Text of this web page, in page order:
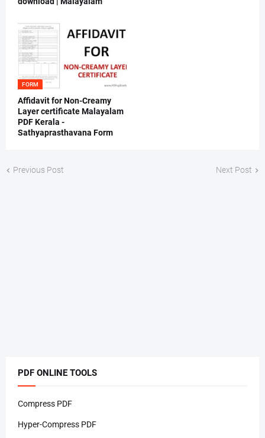
FORM
Affidavit for Non-Creamy
Layer certificate Malayalam
PDF Kerala -
Sathyaprasthavana Form
Previous Post Next Post
PDF ONLINE TOOLS
Compress PDF
Hyper-Compress PDF